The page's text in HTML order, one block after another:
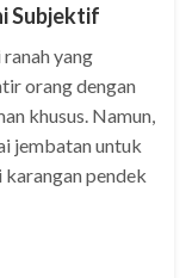
Subjektif
yang
orang dengan
khusus. Namun,
jembatan untuk
pendek